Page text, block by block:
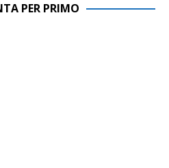
PER PRIMO